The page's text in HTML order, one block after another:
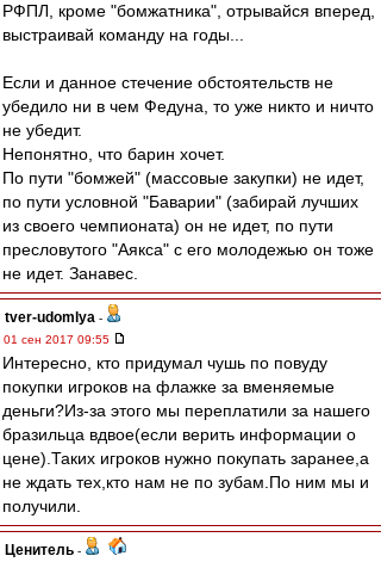
РФПЛ, кроме "бомжатника", отрывайся вперед,
выстраивай команду на годы...
Если и данное стечение обстоятельств не
убедило ни в чем Федуна, то уже никто и ничто
не убедит.
Непонятно, что барин хочет.
По пути "бомжей" (массовые закупки) не идет,
по пути условной "Баварии" (забирай лучших
из своего чемпионата) он не идет, по пути
пресловутого "Аякса" с его молодежью он тоже
не идет. Занавес.
tver-udomlya -
01 сен 2017 09:55
Интересно, кто придумал чушь по повуду
покупки игроков на флажке за вменяемые
деньги?Из-за этого мы переплатили за нашего
бразильца вдвое(если верить информации о
цене).Таких игроков нужно покупать заранее,а
не ждать тех,кто нам не по зубам.По ним мы и
получили.
Ценитель -